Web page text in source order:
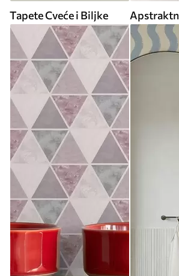
Tapete Cveće i Biljke